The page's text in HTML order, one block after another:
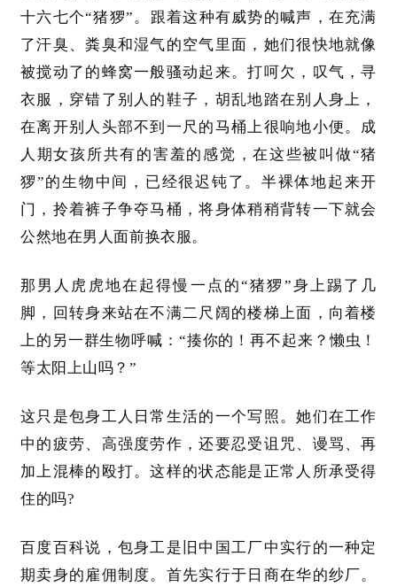
十六七个“猪猡”。跟着这种有威势的喊声，在充满
了汗臭、粪臭和湿气的空气里面，她们很快地就像
被搅动了的蜂窝一般骚动起来。打呵欠，叹气，寻
衣服，穿错了别人的鞋子，胡乱地踏在别人身上，
在离开别人头部不到一尺的马桶上很响地小便。成
人期女孩所共有的害羞的感觉，在这些被叫做“猪
猡”的生物中间，已经很迟钝了。半裸体地起来开
门，拎着裤子争夺马桶，将身体稍稍背转一下就会
公然地在男人面前换衣服。
那男人虎虎地在起得慢一点的“猪猡”身上踢了几
脚，回转身来站在不满二尺阔的楼梯上面，向着楼
上的另一群生物呼喊：“揍你的！再不起来？懒虫！
等太阳上山吗？”
这只是包身工人日常生活的一个写照。她们在工作
中的疲劳、高强度劳作，还要忍受诅咒、谩骂、再
加上混棒的殴打。这样的状态能是正常人所承受得
住的吗?
百度百科说， 包身工是旧中国工厂中实行的一种定
期卖身的雇佣制度。首先实行于日商在华的纱厂。